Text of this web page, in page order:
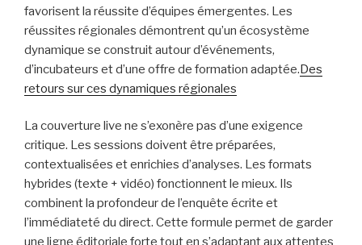
favorisent la réussite d’équipes émergentes. Les
réussites régionales démontrent qu’un écosystème
dynamique se construit autour d’événements,
d’incubateurs et d’une offre de formation adaptée.Des
retours sur ces dynamiques régionales
La couverture live ne s’exonère pas d’une exigence
critique. Les sessions doivent être préparées,
contextualisées et enrichies d’analyses. Les formats
hybrides (texte + vidéo) fonctionnent le mieux. Ils
combinent la profondeur de l’enquête écrite et
l’immédiateté du direct. Cette formule permet de garder
une ligne éditoriale forte tout en s’adaptant aux attentes